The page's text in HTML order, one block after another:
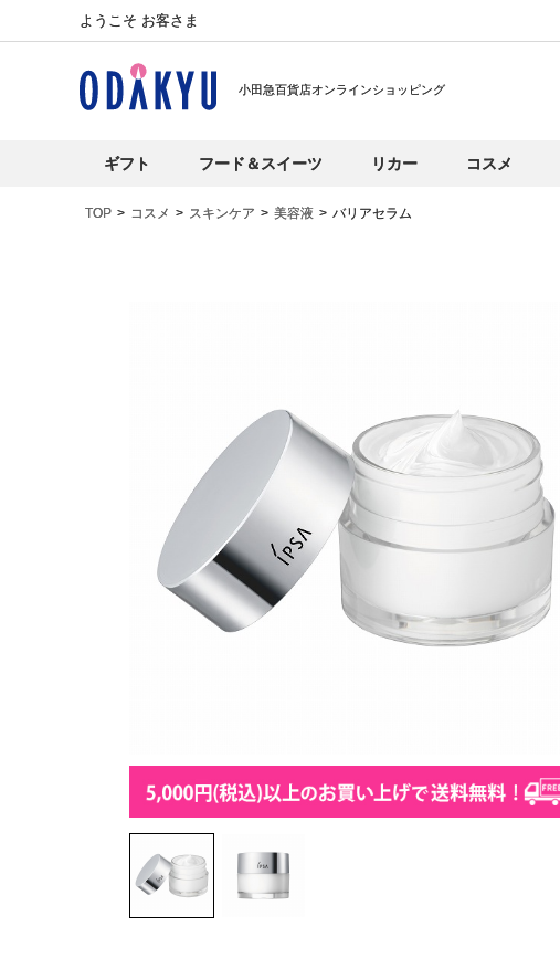
ようこそ お客さま
小田急百貨店オンラインショッピング
ギフト フード＆スイーツ リカー コスメ
TOP コスメ スキンケア 美容液 バリアセラム